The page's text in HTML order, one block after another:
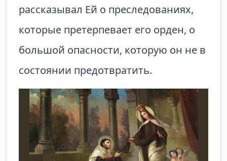
рассказывал Ей о преследованиях,
которые претерпевает его орден, о
большой опасности, которую он не в
состоянии предотвратить.